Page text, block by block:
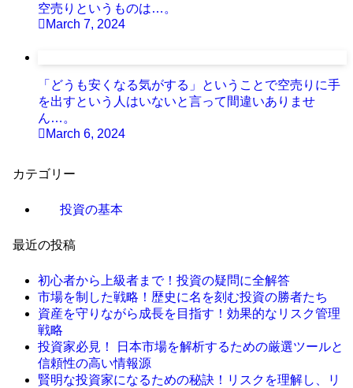
空売りというものは…。
March 7, 2024
「どうも安くなる気がする」ということで空売りに手
を出すという人はいないと言って間違いありませ
ん…。
March 6, 2024
カテゴリー
投資の基本
最近の投稿
初心者から上級者まで！投資の疑問に全解答
市場を制した戦略！歴史に名を刻む投資の勝者たち
資産を守りながら成長を目指す！効果的なリスク管理
戦略
投資家必見！ 日本市場を解析するための厳選ツールと
信頼性の高い情報源
賢明な投資家になるための秘訣！リスクを理解し、リ